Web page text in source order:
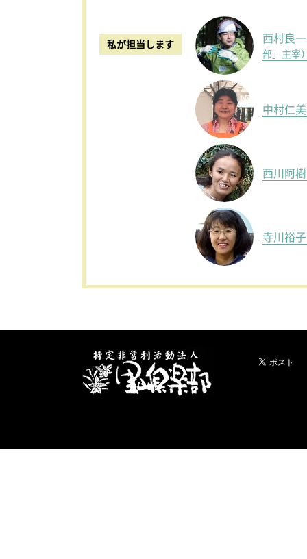
私が担当します 西村良
部」主宰
中村仁
西川阿
寺川裕